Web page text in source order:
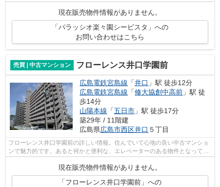
楽です。14階建てのオススメの建物が...
現在販売物件情報がありません。
「パラッシオ楽々園シービスタ」への
お問い合わせはこちら
売買 | 中古マンション フローレンス井口学園前
広島電鉄宮島線 「井口 」駅 徒歩12分
広島電鉄宮島線 「修大協創中高前 」駅 徒
歩14分
山陽本線 「五日市 」駅 徒歩17分
築29年 / 11階建
広島県広島市西区井口 ５丁目
フローレンス井口学園前の詳しい情報。住んでいて心地の良い中古マンショ
ンで魅力的です。あると何かと便利な、エレベーターのある物件となってい
現在販売物件情報がありません。
「フローレンス井口学園前」への